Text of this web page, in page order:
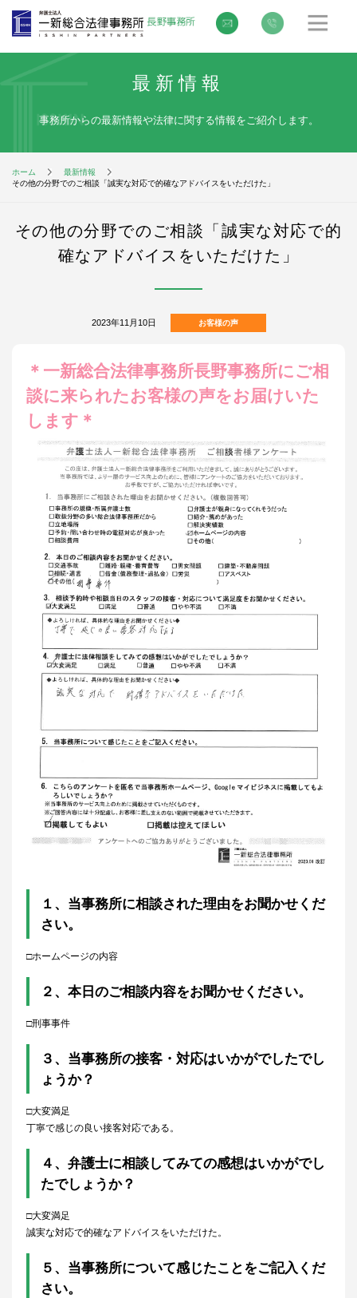
最新情報
事務所からの最新情報や法律に関する情報をご紹介します。
ホーム
最新情報
その他の分野でのご相談「誠実な対応で的確なアドバイスをいただけた」
その他の分野でのご相談「誠実な対応で的
確なアドバイスをいただけた」
2023年11月10日 お客様の声
＊一新総合法律事務所長野事務所にご相
談に来られたお客様の声をお届けいた
します＊
１、 当事務所に相談された理由をお聞かせくだ
さい。
□ホームページの内容
２、本日のご相談内容をお聞かせください。
□刑事事件
３、当事務所の接客・対応はいかがでしたでし
ょうか？
□大変満足
丁寧で感じの良い接客対応である。
４、弁護士に相談してみての感想はいかがでし
たでしょうか？
□大変満足
誠実な対応で的確なアドバイスをいただけた。
５、当事務所について感じたことをご記入くだ
さい。